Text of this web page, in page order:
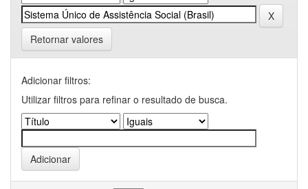
Retornar valores
Adicionar filtros:
Utilizar filtros para refinar o resultado de busca.